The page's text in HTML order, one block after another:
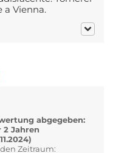
a Vienna.
abgegeben:
2 Jahren
Zeitraum: